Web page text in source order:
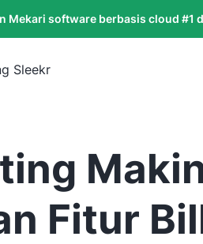
Mekari software berbasis cloud #1
Sleekr
Fitur